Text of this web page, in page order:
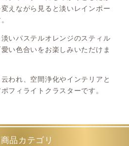
えながら見ると淡いレインボー
いパステルオレンジのスティル
い色合いをお楽しみいただけま
われ、空間浄化やインテリアと
フィライトクラスターです。
品カテゴリ